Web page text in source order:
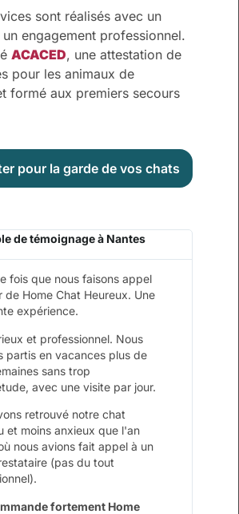
sont réalisés avec un
engagement professionnel.
ACACED, une attestation de
pour les animaux de
formé aux premiers secours
pour la garde de vos chats
de témoignage à Nantes
fois que nous faisons appel
de Home Chat Heureux. Une
expérience.
et professionnel. Nous
partis en vacances plus de
sans trop
avec une visite par jour.
retrouvé notre chat
et moins anxieux que l'an
nous avions fait appel à un
(pas du tout
fortement Home